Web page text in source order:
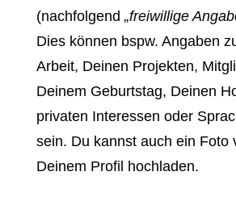
(nachfolgend „freiwillige
Dies können bspw. Angaben
Arbeit, Deinen Projekten,
Deinem Geburtstag, Deinen
privaten Interessen oder
sein. Du kannst auch ein Foto
Deinem Profil hochladen.